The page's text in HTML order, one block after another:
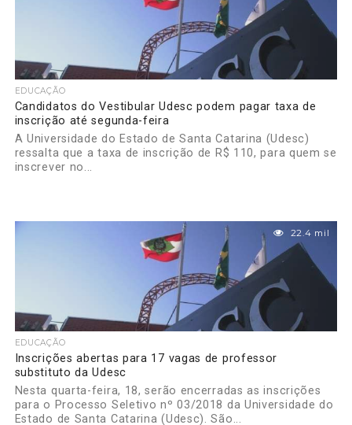
EDUCAÇÃO
Candidatos do Vestibular Udesc podem pagar taxa de
inscrição até segunda-feira
A Universidade do Estado de Santa Catarina (Udesc)
ressalta que a taxa de inscrição de R$ 110, para quem se
inscrever no...
22.4 mil
EDUCAÇÃO
Inscrições abertas para 17 vagas de professor
substituto da Udesc
Nesta quarta-feira, 18, serão encerradas as inscrições
para o Processo Seletivo nº 03/2018 da Universidade do
Estado de Santa Catarina (Udesc). São...